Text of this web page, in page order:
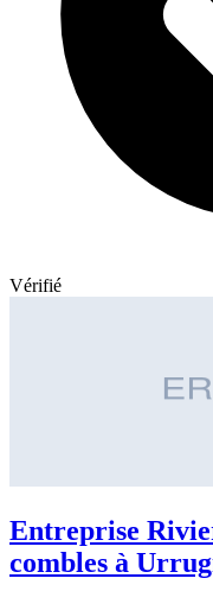
Vérifié
Entreprise
combles à